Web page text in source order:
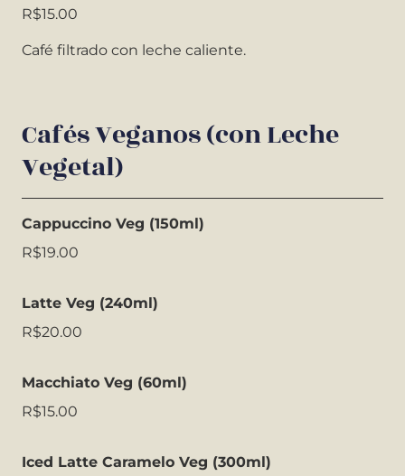
R$15.00
Café filtrado con leche caliente.
Cafés Veganos (con Leche
Vegetal)
Cappuccino Veg (150ml)
R$19.00
Latte Veg (240ml)
R$20.00
Macchiato Veg (60ml)
R$15.00
Iced Latte Caramelo Veg (300ml)